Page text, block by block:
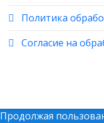
Политика
Согласие на
Продолжая